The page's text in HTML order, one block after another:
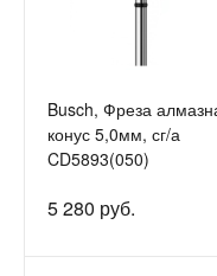
Busch, Фреза
конус 5,0мм, сг/а
CD5893(050)
5 280 руб.